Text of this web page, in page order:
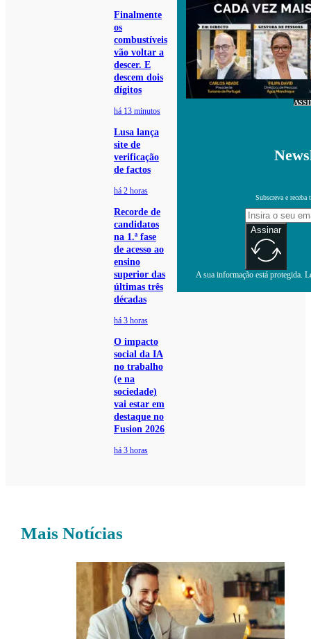
Finalmente
os
combustíveis
vão voltar a
descer. E
descem dois
dígitos
há 13 minutos
Lusa lança
site de
verificação
de factos
há 2 horas
Recorde de
candidatos
na 1.ª fase
de acesso ao
ensino
superior das
últimas três
décadas
há 3 horas
O impacto
social da IA
no trabalho
(e na
sociedade)
vai estar em
destaque no
Fusion 2026
há 3 horas
Subscreva e receba
Assinar
A sua informação está protegida.
Mais Notícias